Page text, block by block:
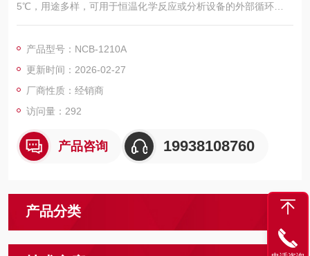
5℃，用途多样，可用于恒温化学反应或分析设备的外部循环控温
等。
产品型号：NCB-1210A
更新时间：2026-02-27
厂商性质：经销商
访问量：292
产品咨询 19938108760
产品分类